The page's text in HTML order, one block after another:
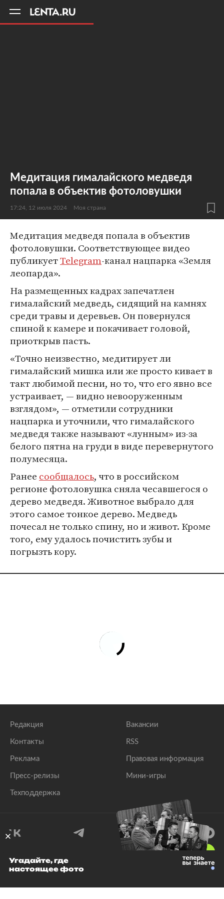
Медитация гималайского медведя
попала в объектив фотоловушки
17:24, 12 июля 2024 Моя страна
Медитация медведя попала в объектив
фотоловушки. Соответствующее видео
публикуетTelegram-канал нацпарка «Земля
леопарда».
На размещенных кадрах запечатлен
гималайский медведь, сидящий на камнях
среди травы и деревьев. Он повернулся
спиной к камере и покачивает головой,
приоткрыв пасть.
«Точно неизвестно, медитирует ли
гималайский мишка или же просто кивает в
такт любимой песни, но то, что его явно все
устраивает, — видно невооруженным
взглядом», — отметили сотрудники
нацпарка и уточнили, что гималайского
медведя также называют «лунным» из-за
белого пятна на груди в виде перевернутого
полумесяца.
Ранее сообщалось, что в российском
регионе фотоловушка сняла чесавшегося о
дерево медведя. Животное выбрало для
этого самое тонкое дерево. Медведь
почесал не только спину, но и живот. Кроме
того, ему удалось почистить зубы и
погрызть кору.
Редакция
Контакты
Реклама
Пресс-релизы
Техподдержка
Вакансии
RSS
Правовая информация
Мини-игры
© 1999–2026 Все права защищены.
Угадайте, где
настоящее фото